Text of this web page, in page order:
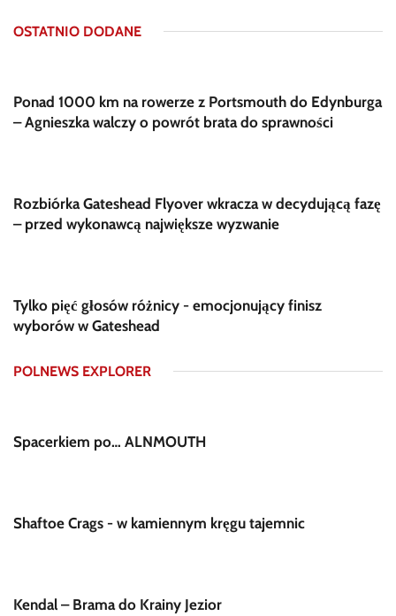
OSTATNIO DODANE
Ponad 1000 km na rowerze z Portsmouth do Edynburga
– Agnieszka walczy o powrót brata do sprawności
Rozbiórka Gateshead Flyover wkracza w decydującą fazę
– przed wykonawcą największe wyzwanie
Tylko pięć głosów różnicy - emocjonujący finisz
wyborów w Gateshead
POLNEWS EXPLORER
Spacerkiem po… ALNMOUTH
Shaftoe Crags - w kamiennym kręgu tajemnic
Kendal – Brama do Krainy Jezior